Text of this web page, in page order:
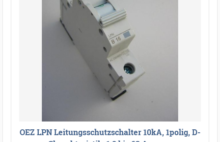
OEZ LPN Leitungsschutzschalter 10kA, 1polig, D-